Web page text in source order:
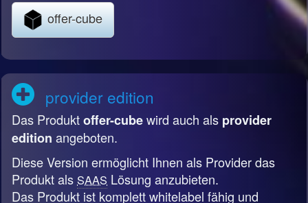
offer-cube
provider edition
Das Produktoffer-cubewird auch als provider
edition angeboten.
Diese Version ermöglicht Ihnen als Provider das
Produkt als SAAS Lösung anzubieten.
Das Produkt ist komplett whitelabel fähig und